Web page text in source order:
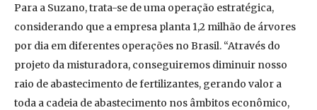
Para a Suzano, trata-se de uma operação estratégica,
considerando que a empresa planta 1,2 milhão de árvores
por dia em diferentes operações no Brasil. “Através do
projeto da misturadora, conseguiremos diminuir nosso
raio de abastecimento de fertilizantes, gerando valor a
toda a cadeia de abastecimento nos âmbitos econômico,